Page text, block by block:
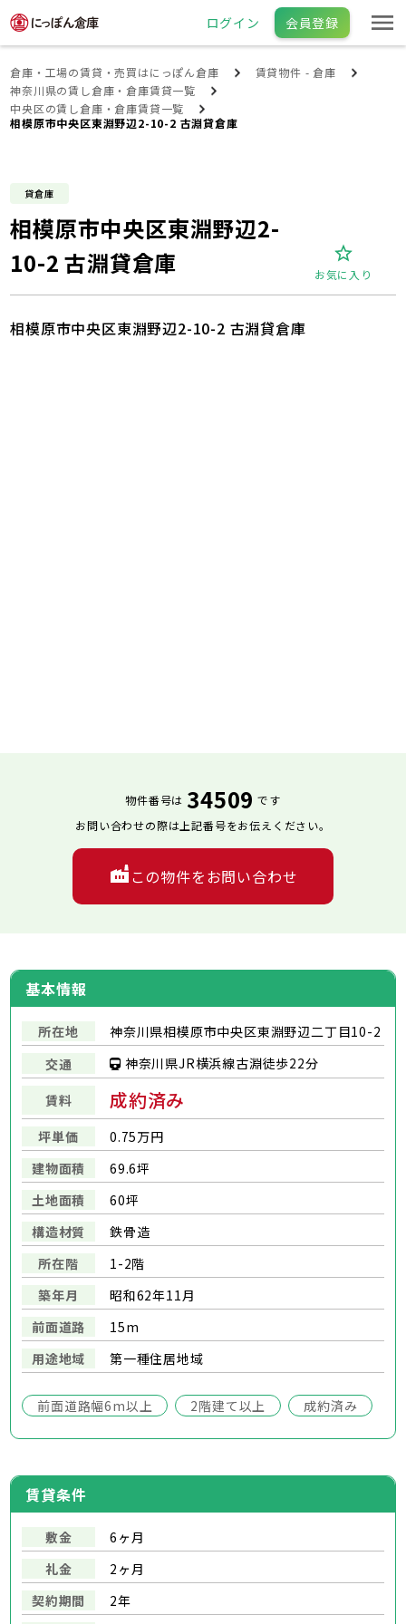
ログイン 会員登録
倉庫・工場の賃貸・売買はにっぽん倉庫
賃貸物件 - 倉庫
神奈川県の賃し倉庫・倉庫賃貸一覧
中央区の賃し倉庫・倉庫賃貸一覧
相模原市中央区東淵野辺2-10-2 古淵貸倉庫
貸倉庫
相模原市中央区東淵野辺2-
10-2 古淵貸倉庫
お気に入り
基本情報
所在地
神奈川県相模原市中央区東淵野辺二丁目10-2
交通
神奈川県JR横浜線古淵徒歩22分
賃料 成約済み
坪単価
0.75万円
建物面積
69.6坪
土地面積
60坪
構造材質
鉄骨造
所在階
1-2階
築年月
昭和62年11月
前面道路
15m
用途地域
第一種住居地域
前面道路幅6m以上 2階建て以上 成約済み
相模原市中央区東淵野辺2-10-2 古淵貸倉庫
物件番号は 34509 です
お問い合わせの際は上記番号をお伝えください。
この物件をお問い合わせ
賃貸条件
敷金
6ヶ月
礼金
2ヶ月
契約期間
2年